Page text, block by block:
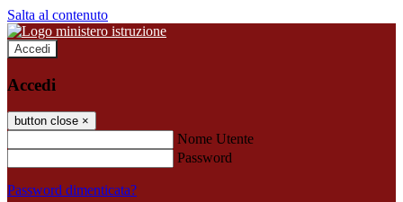
Salta al contenuto
Accedi
Accedi
button close ×
Nome Utente
Password
Password dimenticata?